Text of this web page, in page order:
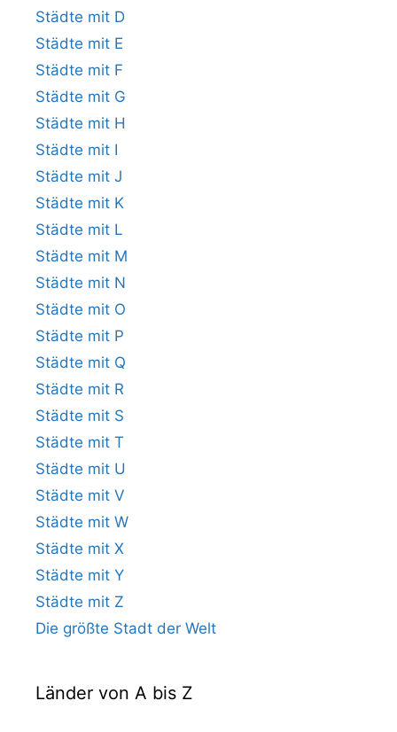
Städte mit D
Städte mit E
Städte mit F
Städte mit G
Städte mit H
Städte mit I
Städte mit J
Städte mit K
Städte mit L
Städte mit M
Städte mit N
Städte mit O
Städte mit P
Städte mit Q
Städte mit R
Städte mit S
Städte mit T
Städte mit U
Städte mit V
Städte mit W
Städte mit X
Städte mit Y
Städte mit Z
Die größte Stadt der Welt
Länder von A bis Z